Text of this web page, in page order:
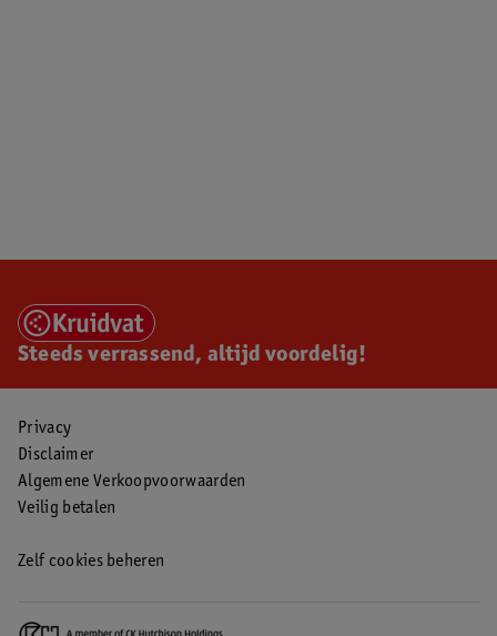
Steeds verrassend, altijd voordelig!
Privacy
Disclaimer
Algemene Verkoopvoorwaarden
Veilig betalen
Zelf cookies beheren